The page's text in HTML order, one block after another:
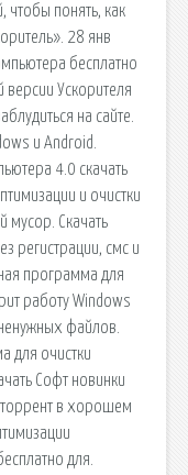
чтобы понять, как
28 янв
бесплатно
версии Ускорителя
на сайте.
и Android.
4.0 скачать
и очистки
мусор. Скачать
регистрации, смс и
программа для
работу Windows
файлов.
для очистки
Софт новинки
торрент в хорошем
для.